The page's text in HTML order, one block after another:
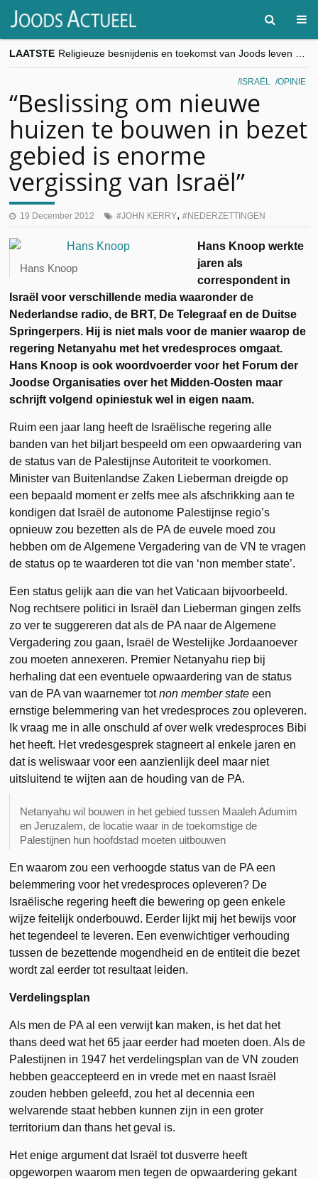
LAATSTE
“Besnijdenisdebat toont hoe moeilijk seculiere Westen minderheden begrijpt”, Jinnih Beels (Vooruit)
CITYTRIP | ROEMENIË – Boekarest: de verrassing van Oost-Europa
ISRAËL OPINIE
“Beslissing om nieuwe
huizen te bouwen in bezet
gebied is enorme
vergissing van Israël”
19 December 2012 JOHN KERRY, NEDERZETTINGEN
Hans Knoop
Hans Knoop werkte
jaren als
correspondent in
Israël voor verschillende media waaronder de
Nederlandse radio, de BRT, De Telegraaf en de Duitse
Springerpers. Hij is niet mals voor de manier waarop de
regering Netanyahu met het vredesproces omgaat.
Hans Knoop is ook woordvoerder voor het Forum der
Joodse Organisaties over het Midden-Oosten maar
schrijft volgend opiniestuk wel in eigen naam.
Ruim een jaar lang heeft de Israëlische regering alle
banden van het biljart bespeeld om een opwaardering van
de status van de Palestijnse Autoriteit te voorkomen.
Minister van Buitenlandse Zaken Lieberman dreigde op
een bepaald moment er zelfs mee als afschrikking aan te
kondigen dat Israël de autonome Palestijnse regio’s
opnieuw zou bezetten als de PA de euvele moed zou
hebben om de Algemene Vergadering van de VN te vragen
de status op te waarderen tot die van ‘non member state’.
Een status gelijk aan die van het Vaticaan bijvoorbeeld.
Nog rechtsere politici in Israël dan Lieberman gingen zelfs
zo ver te suggereren dat als de PA naar de Algemene
Vergadering zou gaan, Israël de Westelijke Jordaanoever
zou moeten annexeren. Premier Netanyahu riep bij
herhaling dat een eventuele opwaardering van de status
van de PA van waarnemer totnon member state een
ernstige belemmering van het vredesproces zou opleveren.
Ik vraag me in alle onschuld af over welk vredesproces Bibi
het heeft. Het vredesgesprek stagneert al enkele jaren en
dat is weliswaar voor een aanzienlijk deel maar niet
uitsluitend te wijten aan de houding van de PA.
Netanyahu wil bouwen in het gebied tussen Maaleh Adumim
en Jeruzalem, de locatie waar in de toekomstige de
Palestijnen hun hoofdstad moeten uitbouwen
En waarom zou een verhoogde status van de PA een
belemmering voor het vredesproces opleveren? De
Israëlische regering heeft die bewering op geen enkele
wijze feitelijk onderbouwd. Eerder lijkt mij het bewijs voor
het tegendeel te leveren. Een evenwichtiger verhouding
tussen de bezettende mogendheid en de entiteit die bezet
wordt zal eerder tot resultaat leiden.
Verdelingsplan
Als men de PA al een verwijt kan maken, is het dat het
thans deed wat het 65 jaar eerder had moeten doen. Als de
Palestijnen in 1947 het verdelingsplan van de VN zouden
hebben geaccepteerd en in vrede met en naast Israël
zouden hebben geleefd, zou het al decennia een
welvarende staat hebben kunnen zijn in een groter
territorium dan thans het geval is.
Het enige argument dat Israël tot dusverre heeft
opgeworpen waarom men tegen de opwaardering gekant